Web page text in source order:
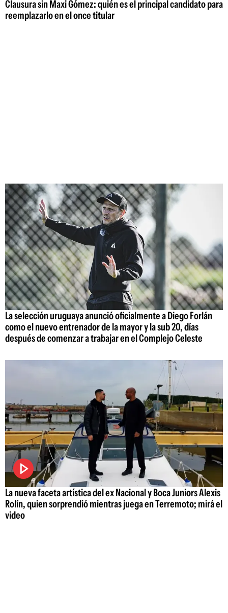
Clausura sin Maxi Gómez: quién es el principal candidato para
reemplazarlo en el once titular
La selección uruguaya anunció oficialmente a Diego Forlán
como el nuevo entrenador de la mayor y la sub 20, días
después de comenzar a trabajar en el Complejo Celeste
La nueva faceta artística del ex Nacional y Boca Juniors Alexis
Rolín, quien sorprendió mientras juega en Terremoto; mirá el
video